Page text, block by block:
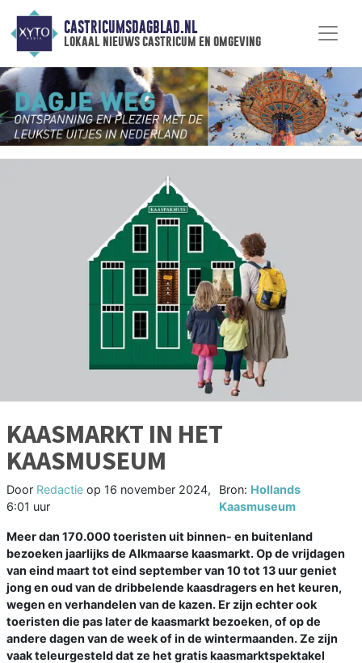
CASTRICUMSDAGBLAD.NL
lokaal nieuws castricum en omgeving
KAASMARKT IN HET
KAASMUSEUM
Door Redactie op 16 november 2024,
6:01 uur
Bron: Hollands
Kaasmuseum
Meer dan 170.000 toeristen uit binnen- en buitenland
bezoeken jaarlijks de Alkmaarse kaasmarkt. Op de vrijdagen
van eind maart tot eind september van 10 tot 13 uur geniet
jong en oud van de dribbelende kaasdragers en het keuren,
wegen en verhandelen van de kazen. Er zijn echter ook
toeristen die pas later de kaasmarkt bezoeken, of op de
andere dagen van de week of in de wintermaanden. Ze zijn
vaak teleurgesteld dat ze het gratis kaasmarktspektakel